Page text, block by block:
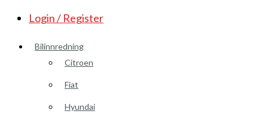
Login / Register
Bilinnredning
Citroen
Fiat
Hyundai